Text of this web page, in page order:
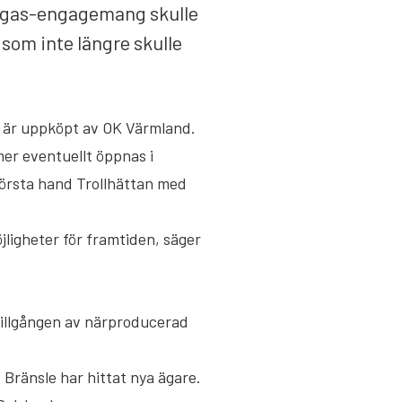
engagemang skulle
inte längre skulle
uppköpt av OK Värmland.
eventuellt öppnas i
hand Trollhättan med
för framtiden, säger
av närproducerad
har hittat nya ägare.